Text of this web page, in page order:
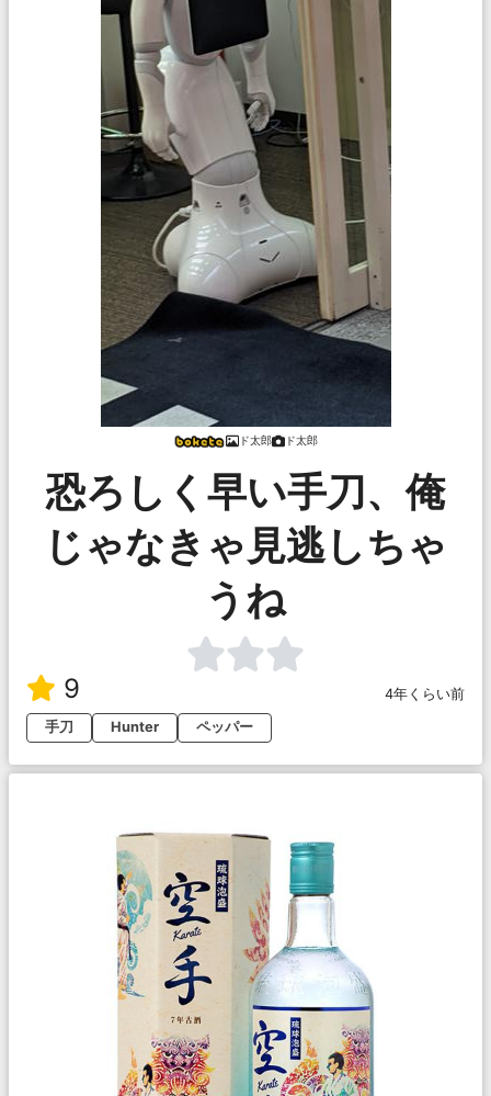
ド太郎 ド太郎
恐ろしく早い手刀、俺
じゃなきゃ見逃しちゃ
うね
9
4年くらい前
手刀
Hunter ペッパー